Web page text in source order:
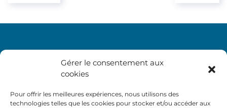
Gérer le consentement aux
cookies
Pour offrir les meilleures expériences, nous utilisons des
technologies telles que les cookies pour stocker et/ou accéder aux